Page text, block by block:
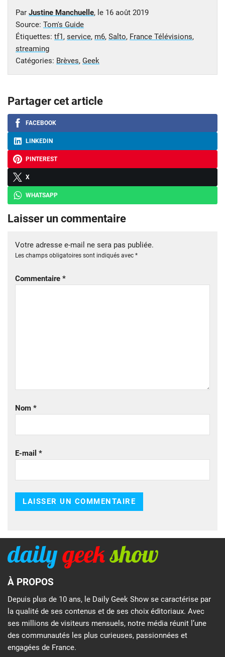
Par Justine Manchuelle, le 16 août 2019
Source: Tom's Guide
Étiquettes: tf1, service, m6, Salto, France Télévisions,
streaming
Catégories: Brèves, Geek
Partager cet article
FACEBOOK
LINKEDIN
PINTEREST
X
WHATSAPP
Laisser un commentaire
Votre adresse e-mail ne sera pas publiée.
Les champs obligatoires sont indiqués avec *
Commentaire *
Nom *
E-mail *
À PROPOS
Depuis plus de 10 ans, le Daily Geek Show se caractérise par
la qualité de ses contenus et de ses choix éditoriaux. Avec
ses millions de visiteurs mensuels, notre média réunit l’une
des communautés les plus curieuses, passionnées et
engagées de France.